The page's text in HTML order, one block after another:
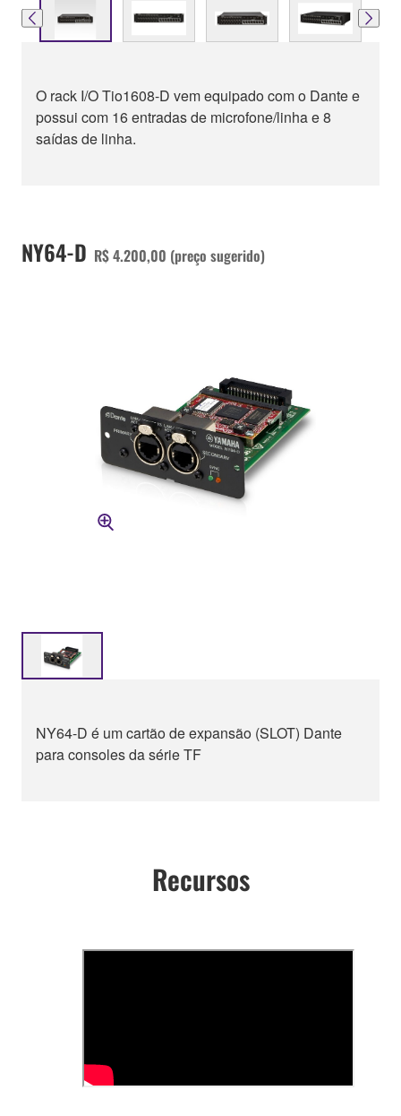
O rack I/O Tio1608-D vem equipado com o Dante e
possui com 16 entradas de microfone/linha e 8
saídas de linha.
NY64-D R$ 4.200,00 (preço sugerido)
NY64-D é um cartão de expansão (SLOT) Dante
para consoles da série TF
Recursos